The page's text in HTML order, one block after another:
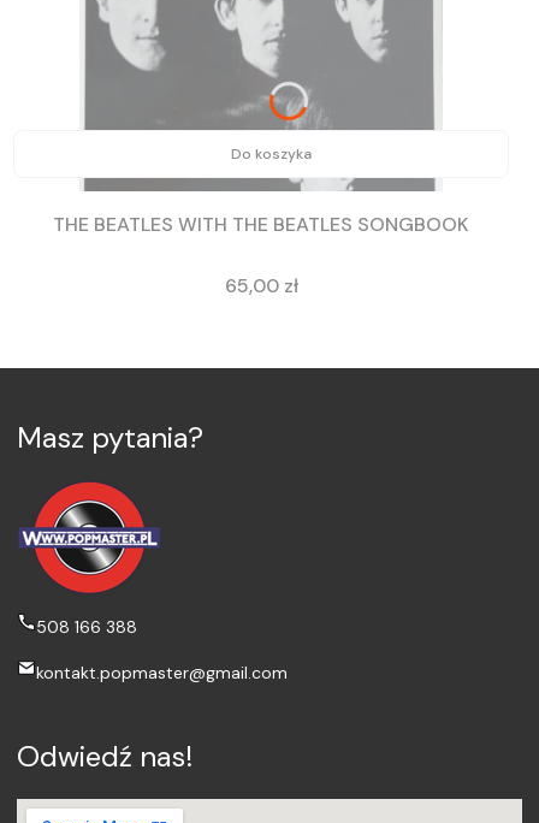
Do koszyka
THE BEATLES WITH THE BEATLES SONGBOOK
Cena
65,00 zł
Masz pytania?
508 166 388
kontakt.popmaster@gmail.com
Odwiedź nas!